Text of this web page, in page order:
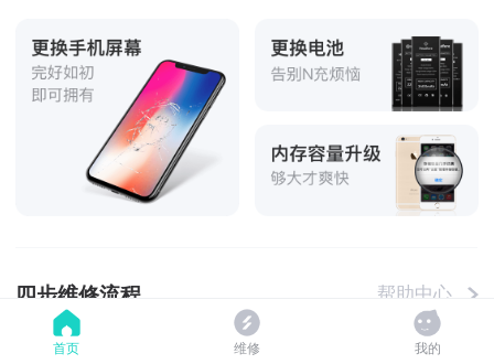
四步维修流程 帮助中心
首页 维修 我的